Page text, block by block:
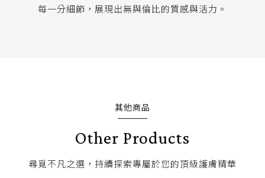
每一分細節，展現出無與倫比的質感與活力。
其他商品
Other Products
尋覓不凡之選，持續探索專屬於您的頂級護膚精華